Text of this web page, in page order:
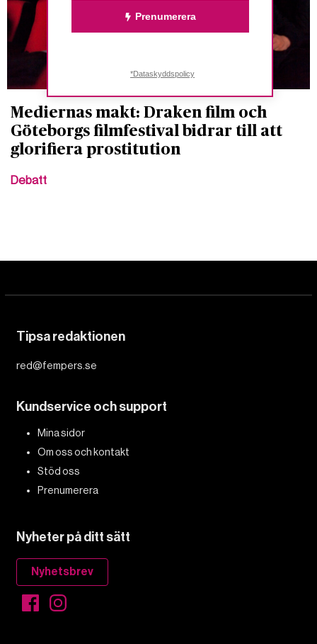
Mediernas makt: Draken film och
Göteborgs filmfestival bidrar till att
glorifiera prostitution
Debatt
Tipsa redaktionen
red@fempers.se
Kundservice och support
Mina sidor
Om oss och kontakt
Stöd oss
Prenumerera
Nyheter på ditt sätt
Nyhetsbrev
Prenumerera
*Dataskyddspolicy